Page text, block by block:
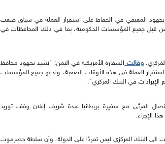
بجهود المعبقي في الحفاظ على استقرار العملة في سياق صعب
من قبل جميع المؤسسات الحكومية، بما في ذلك المحافظات في
وقالت السفارة الأمريكية في اليمن: "نشيد بجهود محافظ
العملة في هذه الأوقات الصعبة، وندعو جميع المؤسسات
في البنك المركزي".
المرئي مع سفيرة بريطانيا عبدة شريف إعلان وقف توريد
الإجراء.
الى البنك المركزي ليس تمردًا على الدولة، وأن سلطة حضرموت